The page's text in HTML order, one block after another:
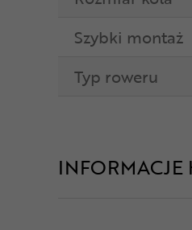
Szybki montaż
Typ roweru